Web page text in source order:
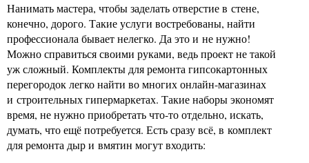
Нанимать мастера, чтобы заделать отверстие в стене,
конечно, дорого. Такие услуги востребованы, найти
профессионала бывает нелегко. Да это и не нужно!
Можно справиться своими руками, ведь проект не такой
уж сложный. Комплекты для ремонта гипсокартонных
перегородок легко найти во многих онлайн-магазинах
и строительных гипермаркетах. Такие наборы экономят
время, не нужно приобретать что-то отдельно, искать,
думать, что ещё потребуется. Есть сразу всё, в комплект
для ремонта дыр и вмятин могут входить: